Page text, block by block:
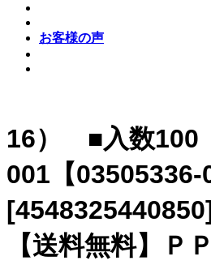
お客様の声
16） ■入数100
001【03505336-
【送料無料】Ｐ